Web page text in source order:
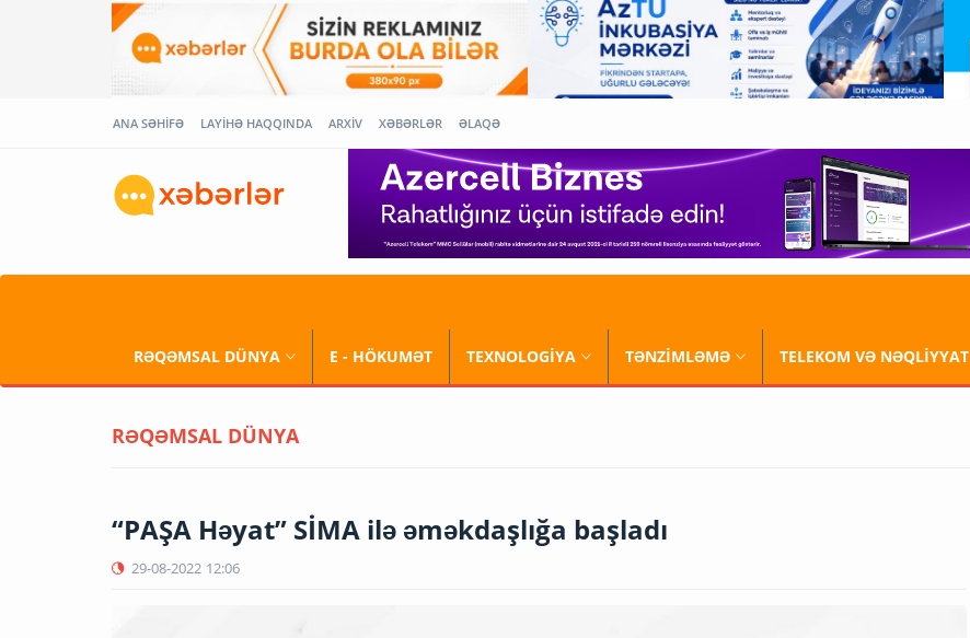
ANA SƏHİFƏ LAYİHƏ HAQQINDA ARXİV XƏBƏRLƏR ƏLAQƏ
RƏQƏMSAL DÜNYA E - HÖKUMƏT TEXNOLOGİYA TƏNZİMLƏMƏ TELEKOM VƏ NƏQLİYYAT
RƏQƏMSAL DÜNYA
“PAŞA Həyat” SİMA ilə əməkdaşlığa başladı
29-08-2022 12:06